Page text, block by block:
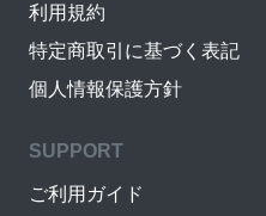
利用規約
特定商取引に基づく表記
個人情報保護方針
SUPPORT
ご利用ガイド